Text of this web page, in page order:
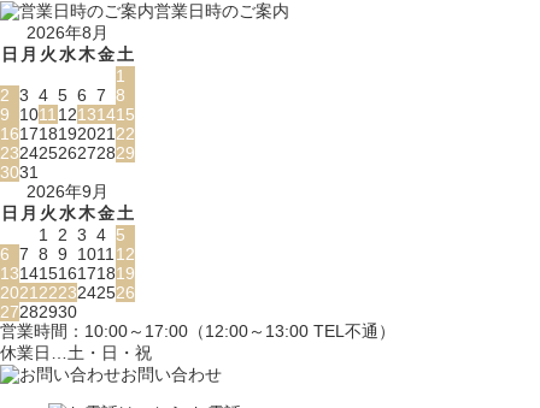
営業日時のご案内
2026年8月
日 月 火水木金土
1
2 3 4 5 6 7 8
9
101112131415
16171819202122
23242526272829
3031
2026年9月
日 月 火水木金土
1 2 3 4 5
6 7 8 9 101112
13141516171819
20212223242526
27282930
営業時間：10:00～17:00（12:00～13:00 TEL不通）
休業日…土・日・祝
お問い合わせ